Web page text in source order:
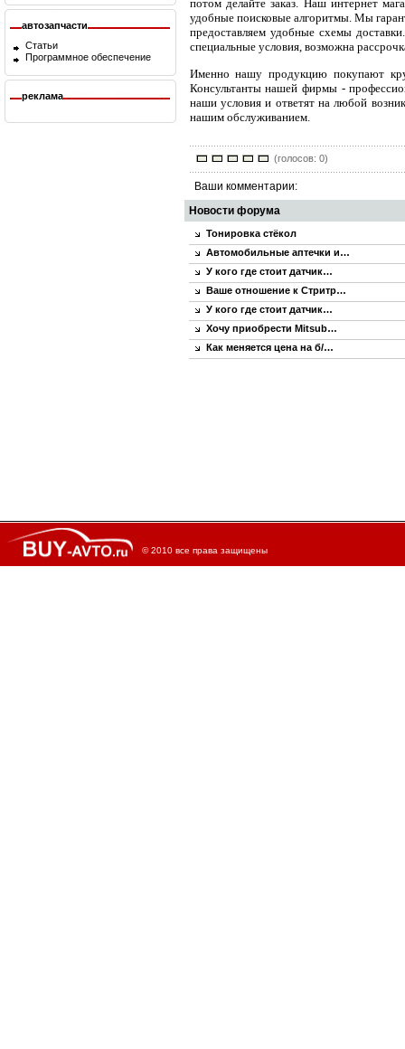
автозапчасти
Статьи
Программное обеспечение
реклама
потом делайте заказ. Наш интернет
удобные поисковые алгоритмы. Мы
предоставляем удобные схемы
специальные условия, возможна
Именно нашу продукцию покупают
Консультанты нашей фирмы -
наши условия и ответят на любой
нашим обслуживанием.
(голосов: 0)
Ваши комментарии:
Новости форума
Тонировка стёкол
Автомобильные аптечки и…
У кого где стоит датчик…
Ваше отношение к Стритр…
У кого где стоит датчик…
Хочу приобрести Mitsub…
Как меняется цена на б/…
© 2010 все права защищены